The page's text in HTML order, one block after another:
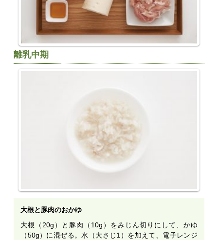
離乳中期
大根と豚肉のおかゆ
大根（20g）と豚肉（10g）をみじん切りにして、かゆ
（50g）に混ぜる。水（大さじ1）を加えて、電子レンジ